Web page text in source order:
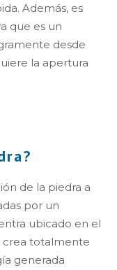
Además, es
que es un
desde
la apertura
de la piedra a
por un
ubicado en el
crea totalmente
generada